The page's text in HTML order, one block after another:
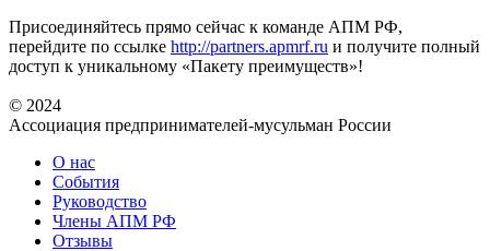
Присоединяйтесь прямо сейчас к команде АПМ РФ,
перейдите по ссылке http://partners.apmrf.ru и получите полный
доступ к уникальному «Пакету преимуществ»!
© 2024
Ассоциация предпринимателей-мусульман России
О нас
События
Руководство
Члены АПМ РФ
Отзывы